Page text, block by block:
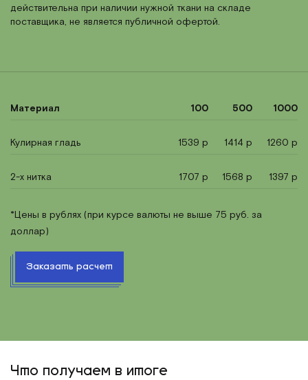
действительна при наличии нужной ткани на складе
поставщика, не является публичной офертой.
Материал 100 500 1000
Кулирная гладь 1539 р 1414 р 1260 р
2-х нитка 1707 р 1568 р 1397 р
*Цены в рублях (при курсе валюты не выше 75 руб. за
доллар)
Заказать расчет
Что получаем в итоге